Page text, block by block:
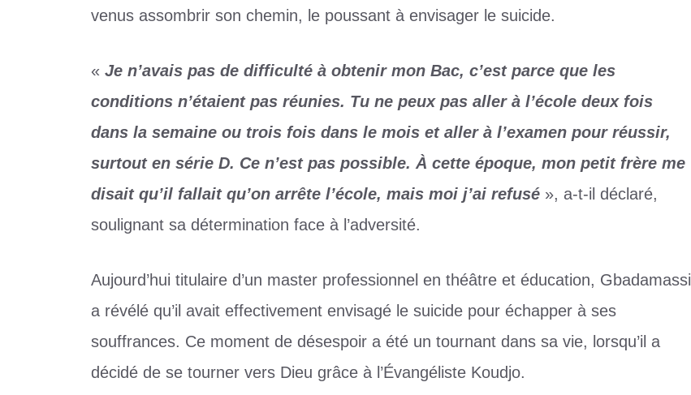
venus assombrir son chemin, le poussant à envisager le suicide.
« Je n’avais pas de difficulté à obtenir mon Bac, c’est parce que les
conditions n’étaient pas réunies. Tu ne peux pas aller à l’école deux fois
dans la semaine ou trois fois dans le mois et aller à l’examen pour réussir,
surtout en série D. Ce n’est pas possible. À cette époque, mon petit frère me
disait qu’il fallait qu’on arrête l’école, mais moi j’ai refusé », a-t-il déclaré,
soulignant sa détermination face à l’adversité.
Aujourd’hui titulaire d’un master professionnel en théâtre et éducation, Gbadamassi
a révélé qu’il avait effectivement envisagé le suicide pour échapper à ses
souffrances. Ce moment de désespoir a été un tournant dans sa vie, lorsqu’il a
décidé de se tourner vers Dieu grâce à l’Évangéliste Koudjo.